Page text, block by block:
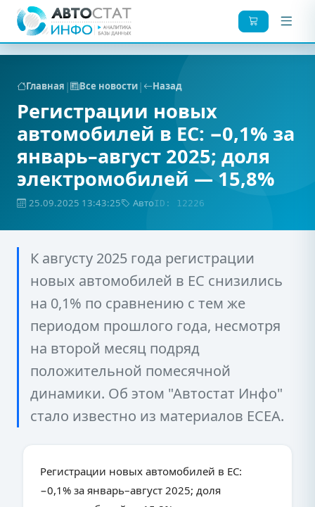
Главная | Все новости| Назад
Регистрации новых
автомобилей в ЕС: −0,1% за
январь–август 2025; доля
электромобилей — 15,8%
25.09.2025 13:43:25 АвтоID: 12226
К августу 2025 года регистрации
новых автомобилей в ЕС снизились
на 0,1% по сравнению с тем же
периодом прошлого года, несмотря
на второй месяц подряд
положительной помесячной
динамики. Об этом "Автостат Инфо"
стало известно из материалов ECEA.
Регистрации новых автомобилей в ЕС:
−0,1% за январь–август 2025; доля